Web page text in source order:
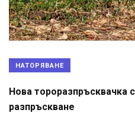
НАТОРЯВАНЕ
Нова тороразпръсквачка
разпръскване